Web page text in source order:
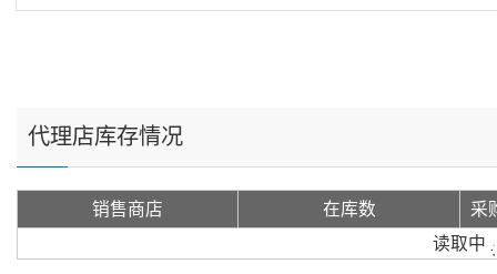
代理店库存情况
销售商店 在库数
采
读取中